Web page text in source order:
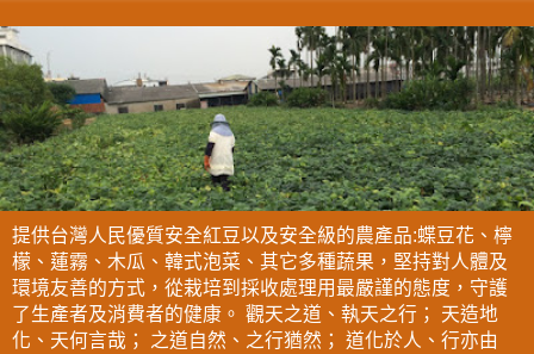
提供台灣人民優質安全紅豆以及安全級的農產品:蝶豆花、檸
檬、蓮霧、木瓜、韓式泡菜、其它多種蔬果，堅持對人體及
環境友善的方式，從栽培到採收處理用最嚴謹的態度，守護
了生產者及消費者的健康。 觀天之道、執天之行； 天造地
化、天何言哉； 之道自然、之行猶然； 道化於人、行亦由